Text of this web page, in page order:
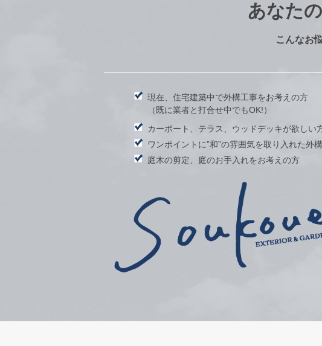
あなたの
こんなお
現在、住宅建築中で外構工事をお考えの方
（既に業者と打合せ中でもOK!）
カーポート、テラス、ウッドデッキが欲しい
ワンポイントに”和”の雰囲気を取り入れた外
庭木の剪定、庭のお手入れをお考えの方